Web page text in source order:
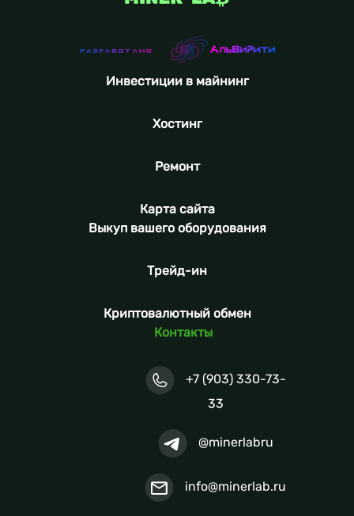
Инвестиции в майнинг
Хостинг
Ремонт
Карта сайта
Выкуп вашего оборудования
Трейд-ин
Криптовалютный обмен
Контакты
+7 (903) 330-73-
33
@minerlabru
info@minerlab.ru